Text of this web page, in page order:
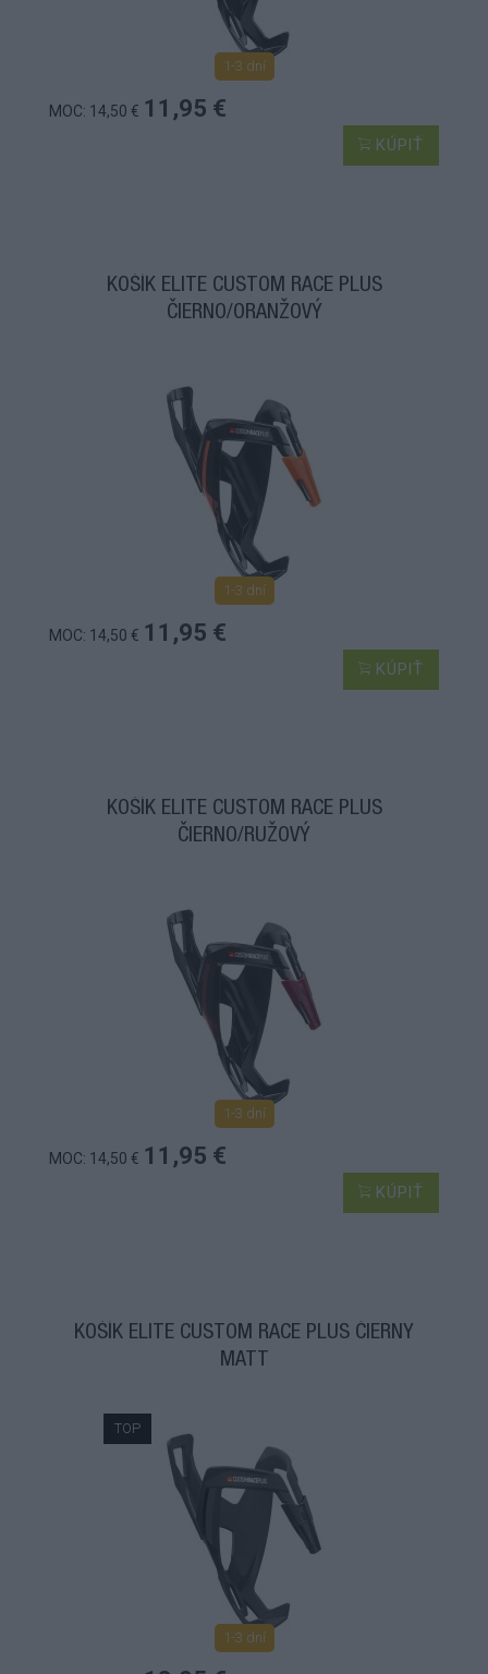
1-3 dní
MOC: 14,50 € 11,95 €
KÚPIŤ
KOŠÍK ELITE CUSTOM RACE PLUS
ČIERNO/ORANŽOVÝ
1-3 dní
MOC: 14,50 € 11,95 €
KÚPIŤ
KOŠÍK ELITE CUSTOM RACE PLUS
ČIERNO/RUŽOVÝ
1-3 dní
MOC: 14,50 € 11,95 €
KÚPIŤ
KOŠÍK ELITE CUSTOM RACE PLUS ČIERNY
MATT
TOP
1-3 dní